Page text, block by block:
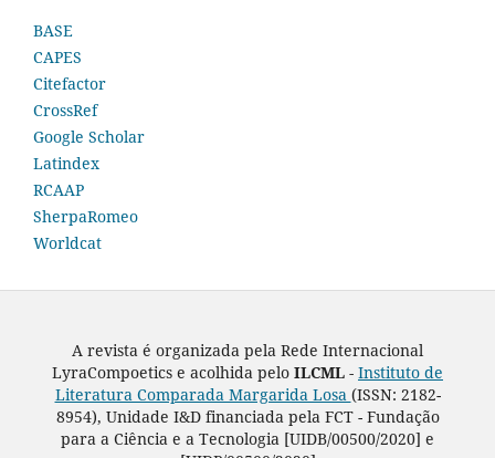
BASE
CAPES
Citefactor
CrossRef
Google Scholar
Latindex
RCAAP
SherpaRomeo
Worldcat
A revista é organizada pela Rede Internacional
LyraCompoetics e acolhida pelo ILCML - Instituto de
Literatura Comparada Margarida Losa (ISSN: 2182-
8954), Unidade I&D financiada pela FCT - Fundação
para a Ciência e a Tecnologia [UIDB/00500/2020] e